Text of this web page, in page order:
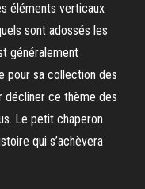
éléments verticaux
sont adossés les
généralement
pour sa collection des
décliner ce thème des
Le petit chaperon
qui s’achèvera